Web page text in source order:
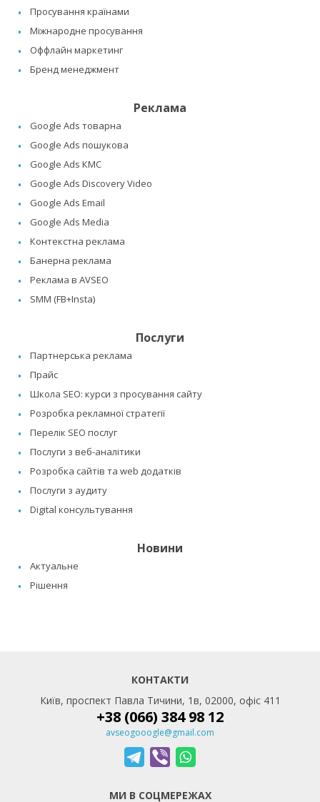
Просування країнами
Міжнародне просування
Оффлайн маркетинг
Бренд менеджмент
Реклама
Google Ads товарна
Google Ads пошукова
Google Ads КМС
Google Ads Discovery Video
Google Ads Email
Google Ads Media
Контекстна реклама
Банерна реклама
Реклама в AVSEO
SMM (FB+Insta)
Послуги
Партнерська реклама
Прайс
Школа SEO: курси з просування сайту
Розробка рекламної стратегії
Перелік SEO послуг
Послуги з веб-аналітики
Розробка сайтів та web додатків
Послуги з аудиту
Digital консультування
Новини
Актуальне
Рішення
КОНТАКТИ
Київ, проспект Павла Тичини, 1в, 02000, офіс 411
+38 (066) 384 98 12
avseogooogle@gmail.com
МИ В СОЦМЕРЕЖАХ